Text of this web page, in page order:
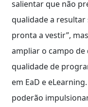
salientar que não
qualidade a resultar
pronta a vestir”,
ampliar o campo de
qualidade de
em EaD e
poderão